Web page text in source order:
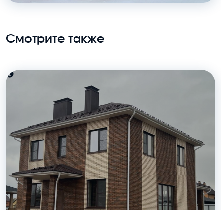
Смотрите также